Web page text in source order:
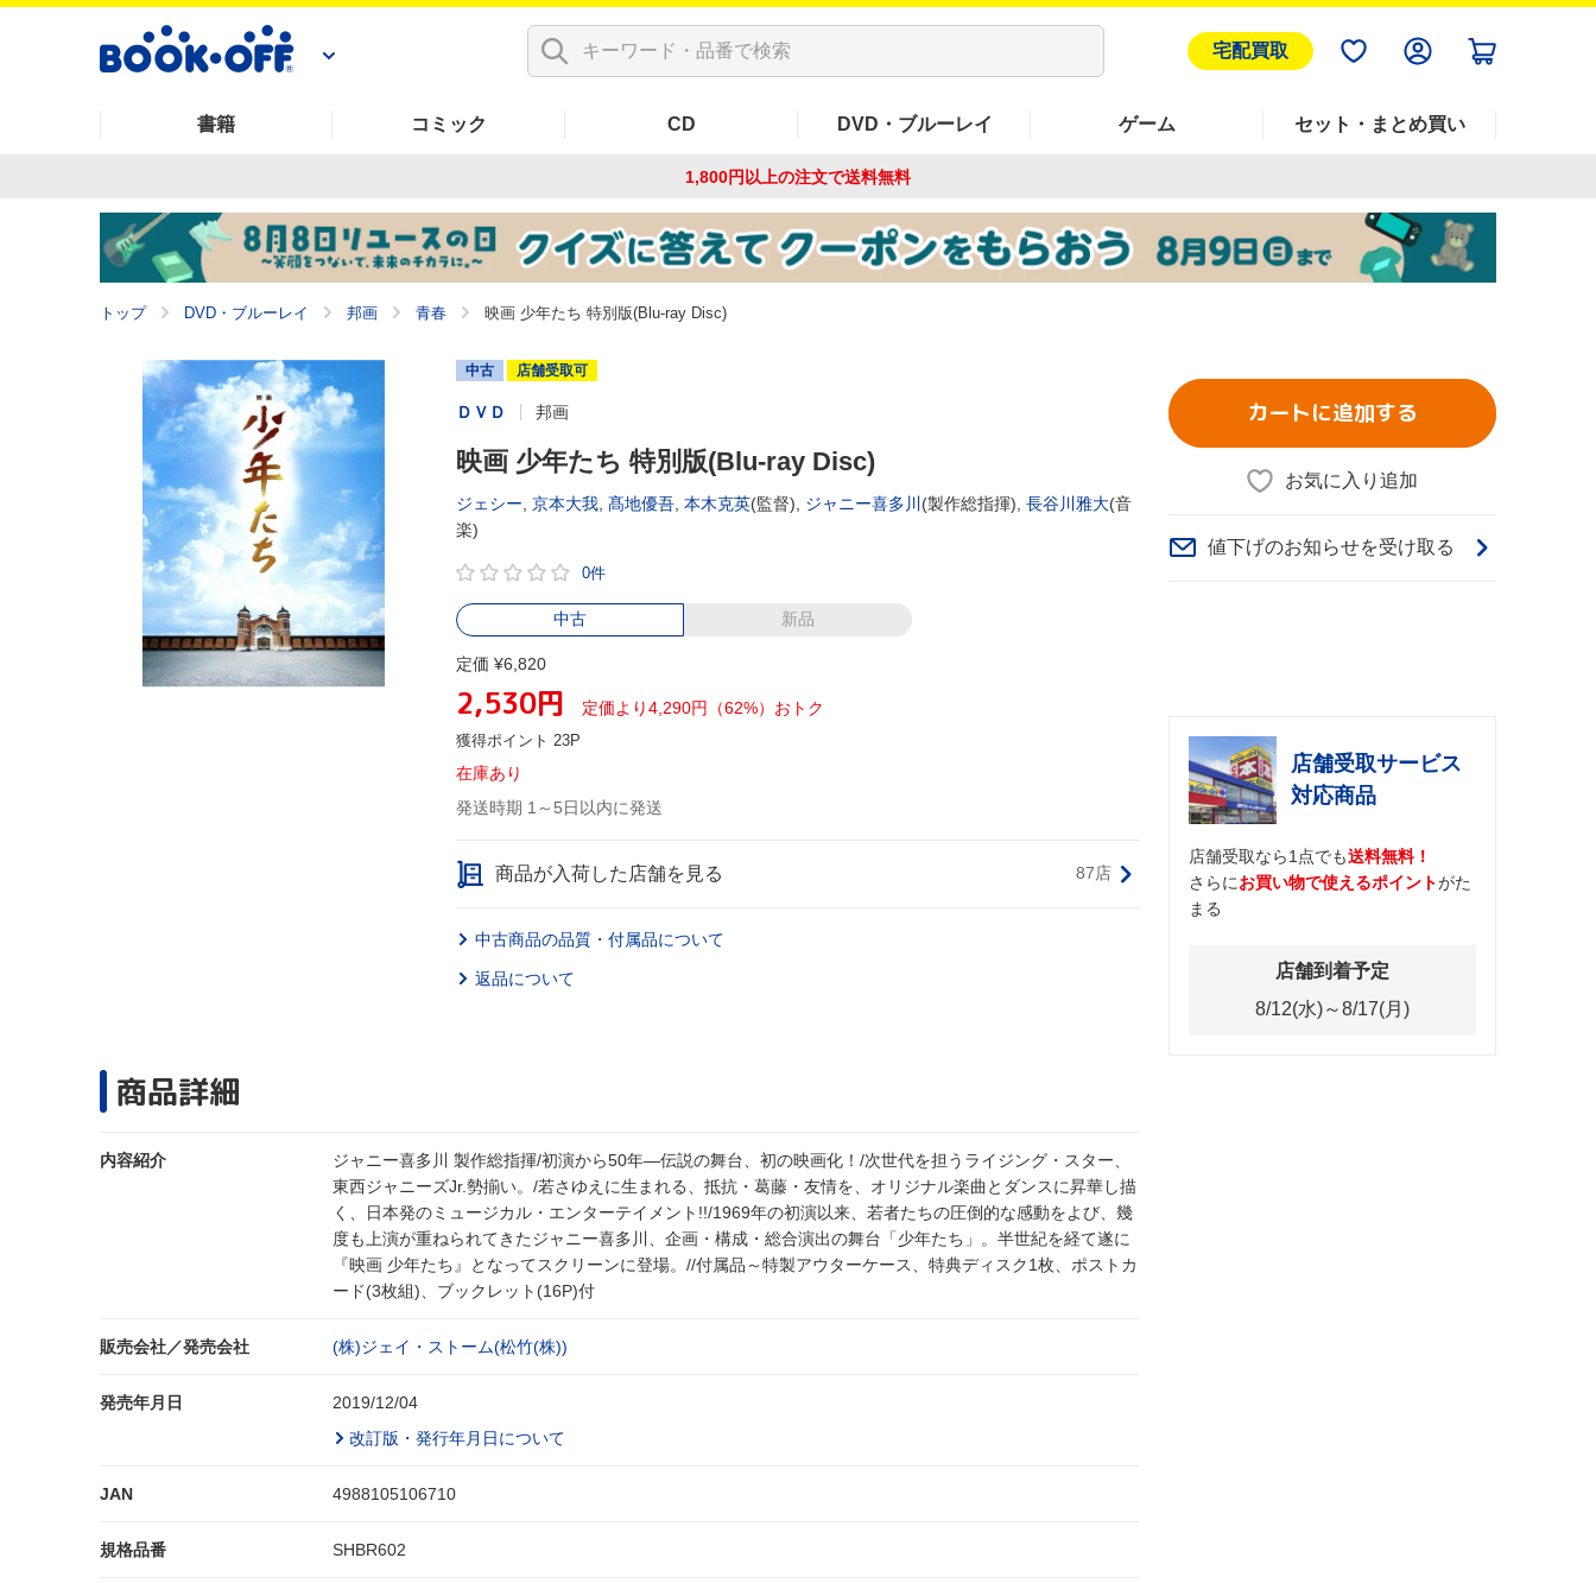
宅配買取
書籍 コミック CD DVD・ブルーレイ ゲーム セット・まとめ買い
1,800円以上の注文で送料無料
トップ DVD・ブルーレイ 邦画 青春 映画 少年たち 特別版(Blu-ray Disc)
中古 店舗受取可
ＤＶＤ 邦画
映画 少年たち 特別版(Blu-ray Disc)
ジェシー 京本大我, 髙地優吾, 本木克英(監督), ジャニー喜多川 (製作総指揮), 長谷川雅大(音
楽)
0件
中古 新品
定価 ¥6,820
2,530円 定価より4,290円（62%）おトク
獲得ポイント 23P
在庫あり
発送時期 1～5日以内に発送
商品が入荷した店舗を見る 87店
中古商品の品質・付属品について
返品について
商品詳細
内容紹介
ジャニー喜多川 製作総指揮/初演から50年―伝説の舞台、初の映画化！/次世代を担うライジング・スター、
東西ジャニーズJr.勢揃い。/若さゆえに生まれる、抵抗・葛藤・友情を、オリジナル楽曲とダンスに昇華し描
く、日本発のミュージカル・エンターテイメント!!/1969年の初演以来、若者たちの圧倒的な感動をよび、幾
度も上演が重ねられてきたジャニー喜多川、企画・構成・総合演出の舞台「少年たち」。半世紀を経て遂に
『映画 少年たち』となってスクリーンに登場。//付属品～特製アウターケース、特典ディスク1枚、ポストカ
ード(3枚組)、ブックレット(16P)付
販売会社／発売会社 (株)ジェイ・ストーム(松竹(株))
発売年月日
2019/12/04
改訂版・発行年月日について
JAN 4988105106710
規格品番 SHBR602
カートに追加する
お気に入り追加
値下げのお知らせを受け取る
店舗受取サービス
対応商品
店舗受取なら1点でも送料無料！
さらにお買い物で使えるポイントがた
まる
店舗到着予定
8/12(水)～8/17(月)